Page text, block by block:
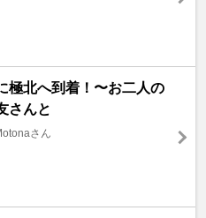
極北へ到着！〜お二人の
さんと
さん